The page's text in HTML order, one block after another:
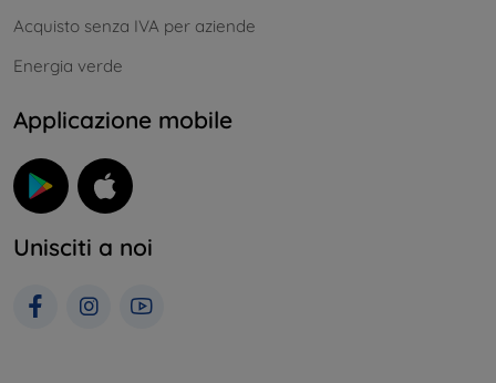
Acquisto senza IVA per aziende
Energia verde
Applicazione mobile
Unisciti a noi